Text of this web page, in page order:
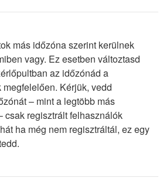
más időzóna szerint kerülnek
vagy. Ez esetben változtasd
az időzónád a
Kérjük, vedd
– mint a legtöbb más
csak regisztrált felhasználók
ha még nem regisztráltál, ez egy